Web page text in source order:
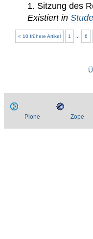
1. Sitzung des
Existiert in
« 10 frühere Artikel 1 6
Plone Zope